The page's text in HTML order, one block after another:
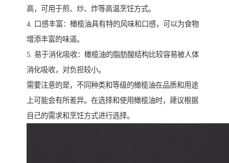
高，可用于煎、炒、炸等高温烹饪方式。
4. 口感丰富：橄榄油具有特的风味和口感，可以为食物
增添丰富的味道。
5. 易于消化吸收：橄榄油的脂肪酸结构比较容易被人体
消化吸收，对负担较小。
需要注意的是，不同种类和等级的橄榄油在品质和用途
上可能会有所差异。在选择和使用橄榄油时，建议根据
自己的需求和烹饪方式进行选择。